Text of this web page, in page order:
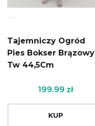
Tajemniczy Ogród
Pies Bokser Brązowy
Tw 44,5Cm
199.99 zł
KUP